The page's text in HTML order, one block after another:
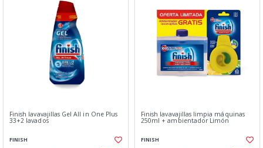
Finish lavavajillas Gel All in One Plus
33+2 lavados
FINISH
Finish lavavajillas limpia máquinas
250ml + ambientador Limón
FINISH